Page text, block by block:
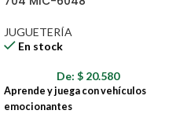
JUGUETERÍA
En stock
De: $ 20.580
Aprende y juega con vehículos
emocionantes